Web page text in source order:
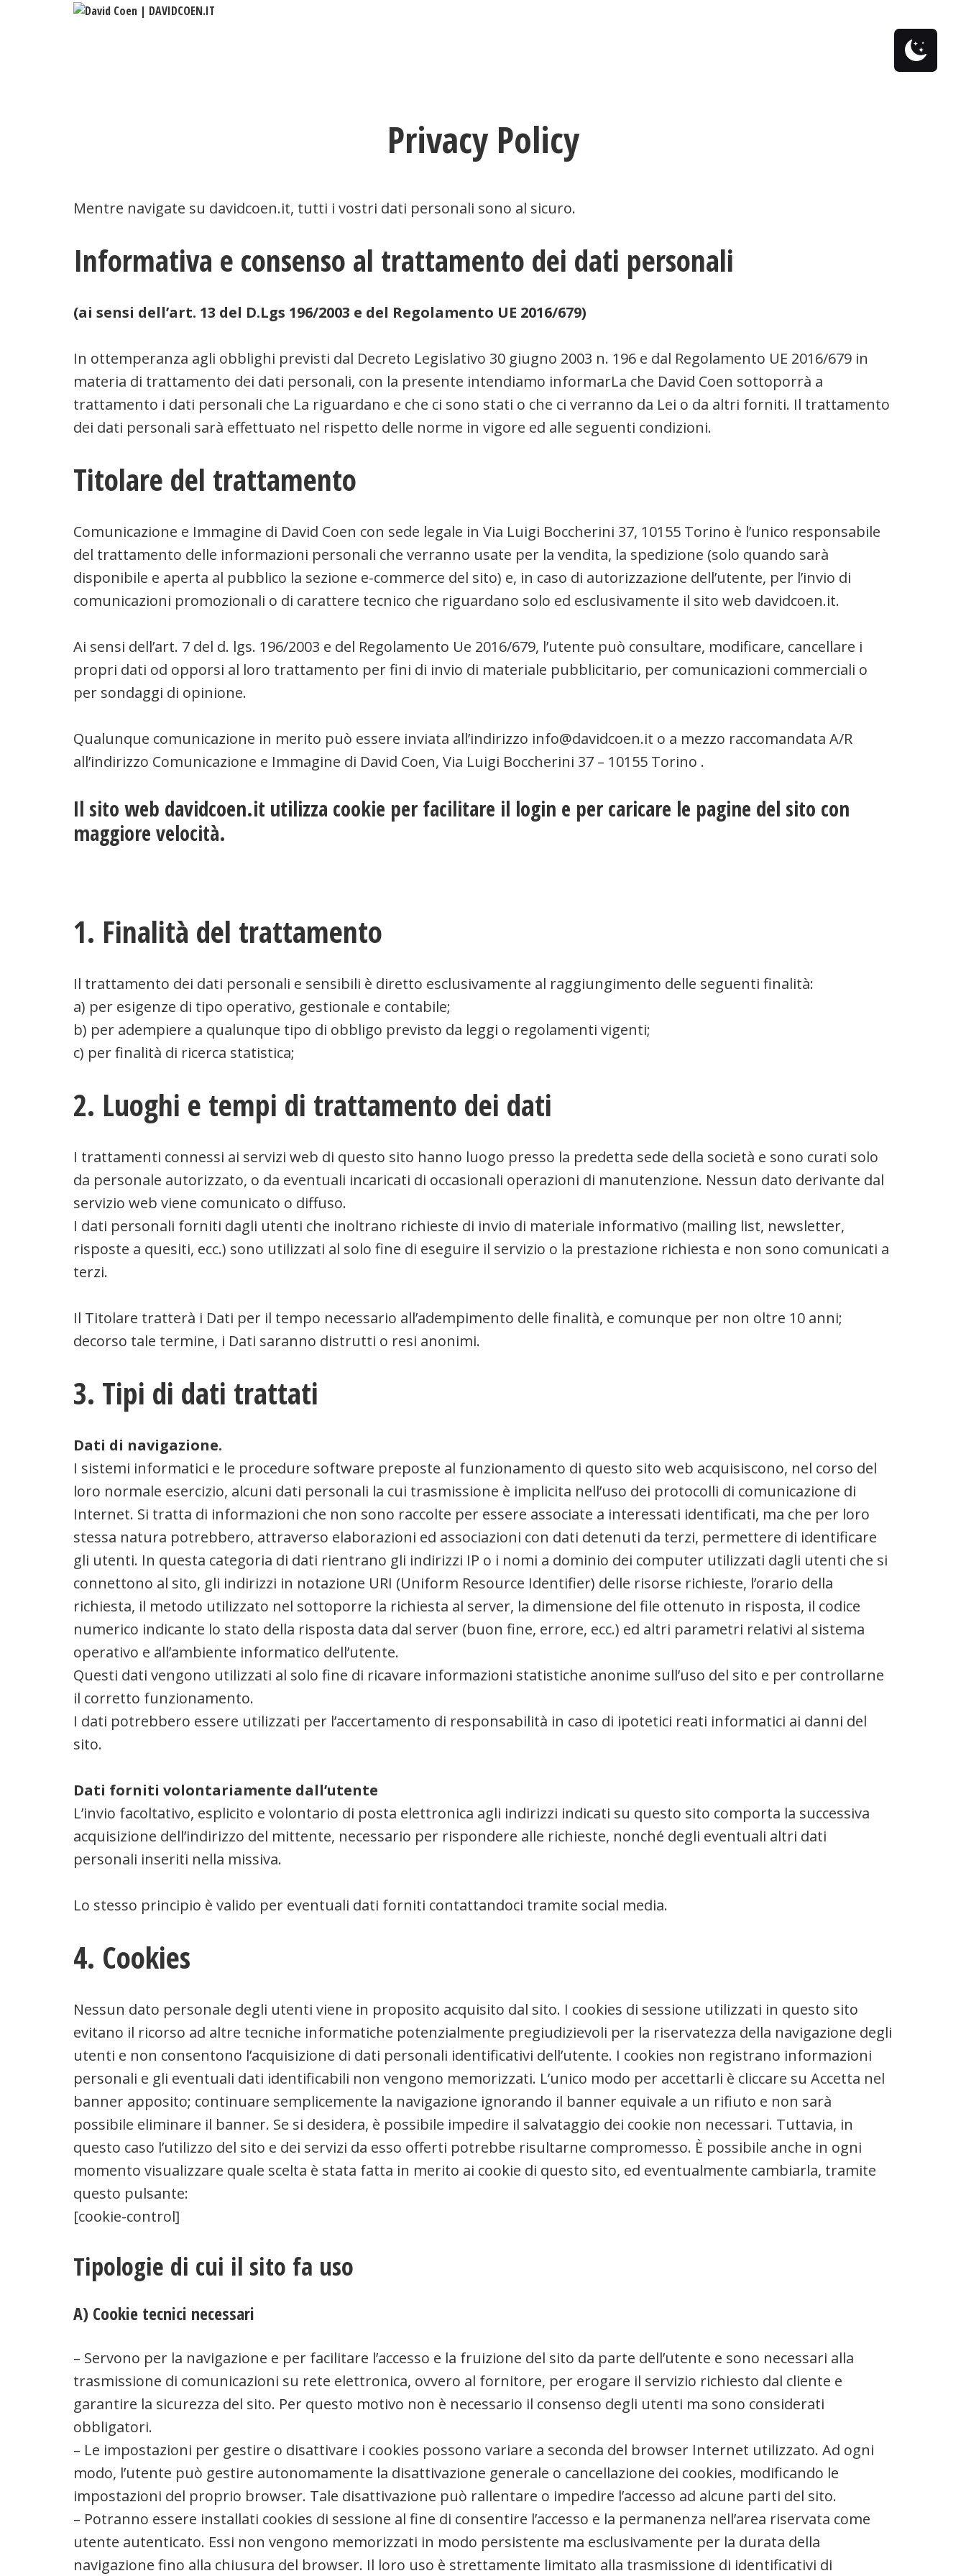
Privacy Policy
Mentre navigate su davidcoen.it, tutti i vostri dati personali sono al sicuro.
Informativa e consenso al trattamento dei dati personali
(ai sensi dell’art. 13 del D.Lgs 196/2003 e del Regolamento UE 2016/679)
In ottemperanza agli obblighi previsti dal Decreto Legislativo 30 giugno 2003 n. 196 e dal Regolamento UE 2016/679 in
materia di trattamento dei dati personali, con la presente intendiamo informarLa che David Coen sottoporrà a
trattamento i dati personali che La riguardano e che ci sono stati o che ci verranno da Lei o da altri forniti. Il trattamento
dei dati personali sarà effettuato nel rispetto delle norme in vigore ed alle seguenti condizioni.
Titolare del trattamento
Comunicazione e Immagine di David Coen con sede legale in Via Luigi Boccherini 37, 10155 Torino è l’unico responsabile
del trattamento delle informazioni personali che verranno usate per la vendita, la spedizione (solo quando sarà
disponibile e aperta al pubblico la sezione e-commerce del sito) e, in caso di autorizzazione dell’utente, per l’invio di
comunicazioni promozionali o di carattere tecnico che riguardano solo ed esclusivamente il sito web davidcoen.it.
Ai sensi dell’art. 7 del d. lgs. 196/2003 e del Regolamento Ue 2016/679, l’utente può consultare, modificare, cancellare i
propri dati od opporsi al loro trattamento per fini di invio di materiale pubblicitario, per comunicazioni commerciali o
per sondaggi di opinione.
Qualunque comunicazione in merito può essere inviata all’indirizzo info@davidcoen.it o a mezzo raccomandata A/R
all’indirizzo Comunicazione e Immagine di David Coen, Via Luigi Boccherini 37 – 10155 Torino .
Il sito web davidcoen.it utilizza cookie per facilitare il login e per caricare le pagine del sito con
maggiore velocità.
1. Finalità del trattamento
Il trattamento dei dati personali e sensibili è diretto esclusivamente al raggiungimento delle seguenti finalità:
a) per esigenze di tipo operativo, gestionale e contabile;
b) per adempiere a qualunque tipo di obbligo previsto da leggi o regolamenti vigenti;
c) per finalità di ricerca statistica;
2. Luoghi e tempi di trattamento dei dati
I trattamenti connessi ai servizi web di questo sito hanno luogo presso la predetta sede della società e sono curati solo
da personale autorizzato, o da eventuali incaricati di occasionali operazioni di manutenzione. Nessun dato derivante dal
servizio web viene comunicato o diffuso.
I dati personali forniti dagli utenti che inoltrano richieste di invio di materiale informativo (mailing list, newsletter,
risposte a quesiti, ecc.) sono utilizzati al solo fine di eseguire il servizio o la prestazione richiesta e non sono comunicati a
terzi.
Il Titolare tratterà i Dati per il tempo necessario all’adempimento delle finalità, e comunque per non oltre 10 anni;
decorso tale termine, i Dati saranno distrutti o resi anonimi.
3. Tipi di dati trattati
Dati di navigazione.
I sistemi informatici e le procedure software preposte al funzionamento di questo sito web acquisiscono, nel corso del
loro normale esercizio, alcuni dati personali la cui trasmissione è implicita nell’uso dei protocolli di comunicazione di
Internet. Si tratta di informazioni che non sono raccolte per essere associate a interessati identificati, ma che per loro
stessa natura potrebbero, attraverso elaborazioni ed associazioni con dati detenuti da terzi, permettere di identificare
gli utenti. In questa categoria di dati rientrano gli indirizzi IP o i nomi a dominio dei computer utilizzati dagli utenti che si
connettono al sito, gli indirizzi in notazione URI (Uniform Resource Identifier) delle risorse richieste, l’orario della
richiesta, il metodo utilizzato nel sottoporre la richiesta al server, la dimensione del file ottenuto in risposta, il codice
numerico indicante lo stato della risposta data dal server (buon fine, errore, ecc.) ed altri parametri relativi al sistema
operativo e all’ambiente informatico dell’utente.
Questi dati vengono utilizzati al solo fine di ricavare informazioni statistiche anonime sull’uso del sito e per controllarne
il corretto funzionamento.
I dati potrebbero essere utilizzati per l’accertamento di responsabilità in caso di ipotetici reati informatici ai danni del
sito.
Dati forniti volontariamente dall’utente
L’invio facoltativo, esplicito e volontario di posta elettronica agli indirizzi indicati su questo sito comporta la successiva
acquisizione dell’indirizzo del mittente, necessario per rispondere alle richieste, nonché degli eventuali altri dati
personali inseriti nella missiva.
Lo stesso principio è valido per eventuali dati forniti contattandoci tramite social media.
4. Cookies
Nessun dato personale degli utenti viene in proposito acquisito dal sito. I cookies di sessione utilizzati in questo sito
evitano il ricorso ad altre tecniche informatiche potenzialmente pregiudizievoli per la riservatezza della navigazione degli
utenti e non consentono l’acquisizione di dati personali identificativi dell’utente. I cookies non registrano informazioni
personali e gli eventuali dati identificabili non vengono memorizzati. L’unico modo per accettarli è cliccare su Accetta nel
banner apposito; continuare semplicemente la navigazione ignorando il banner equivale a un rifiuto e non sarà
possibile eliminare il banner. Se si desidera, è possibile impedire il salvataggio dei cookie non necessari. Tuttavia, in
questo caso l’utilizzo del sito e dei servizi da esso offerti potrebbe risultarne compromesso. È possibile anche in ogni
momento visualizzare quale scelta è stata fatta in merito ai cookie di questo sito, ed eventualmente cambiarla, tramite
questo pulsante:
[cookie-control]
Tipologie di cui il sito fa uso
A) Cookie tecnici necessari
– Servono per la navigazione e per facilitare l’accesso e la fruizione del sito da parte dell’utente e sono necessari alla
trasmissione di comunicazioni su rete elettronica, ovvero al fornitore, per erogare il servizio richiesto dal cliente e
garantire la sicurezza del sito. Per questo motivo non è necessario il consenso degli utenti ma sono considerati
obbligatori.
– Le impostazioni per gestire o disattivare i cookies possono variare a seconda del browser Internet utilizzato. Ad ogni
modo, l’utente può gestire autonomamente la disattivazione generale o cancellazione dei cookies, modificando le
impostazioni del proprio browser. Tale disattivazione può rallentare o impedire l’accesso ad alcune parti del sito.
– Potranno essere installati cookies di sessione al fine di consentire l’accesso e la permanenza nell’area riservata come
utente autenticato. Essi non vengono memorizzati in modo persistente ma esclusivamente per la durata della
navigazione fino alla chiusura del browser. Il loro uso è strettamente limitato alla trasmissione di identificativi di